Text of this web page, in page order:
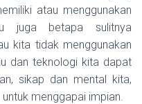
atau menggunakan
juga betapa sulitnya
kita tidak menggunakan
dan teknologi kita dapat
sikap dan mental kita,
menggapai impian.